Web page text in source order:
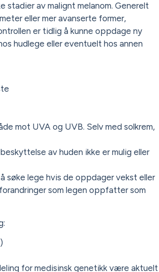
stadier av malignt melanom. Generelt
eller mer avanserte former,
er tidlig å kunne oppdage ny
hudlege eller eventuelt hos annen
mot UVA og UVB. Selv med solkrem,
av huden ikke er mulig eller
søke lege hvis de oppdager vekst eller
som legen oppfatter som
for medisinsk genetikk være aktuelt